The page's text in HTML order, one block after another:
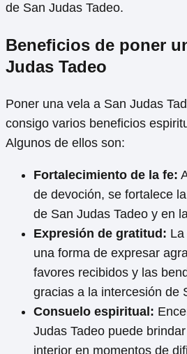
de San Judas Tadeo.
Beneficios de poner
Judas Tadeo
Poner una vela a San Judas
consigo varios beneficios
Algunos de ellos son:
Fortalecimiento de la fe:
de devoción, se fortalece
de San Judas Tadeo y en
Expresión de gratitud:
una forma de expresar
favores recibidos y las
gracias a la intercesión de
Consuelo espiritual:
Judas Tadeo puede
interior en momentos de